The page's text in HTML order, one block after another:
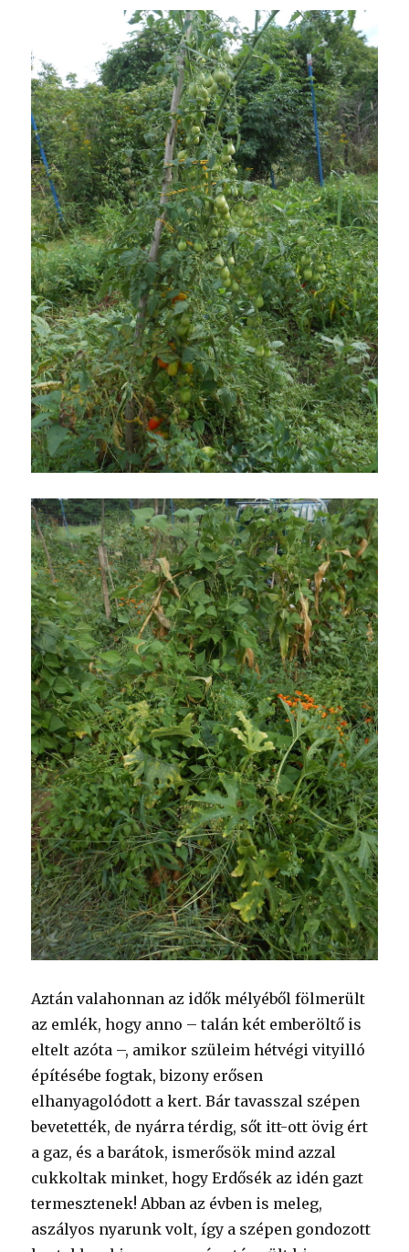
Aztán valahonnan az idők mélyéből fölmerült
az emlék, hogy anno – talán két emberöltő is
eltelt azóta –, amikor szüleim hétvégi vityilló
építésébe fogtak, bizony erősen
elhanyagolódott a kert. Bár tavasszal szépen
bevetették, de nyárra térdig, sőt itt-ott övig ért
a gaz, és a barátok, ismerősök mind azzal
cukkoltak minket, hogy Erdősék az idén gazt
termesztenek! Abban az évben is meleg,
aszályos nyarunk volt, így a szépen gondozott